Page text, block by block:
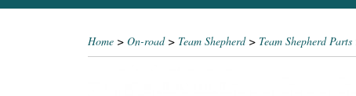
Home > On-road> Team Shepherd> Team Shepherd Parts